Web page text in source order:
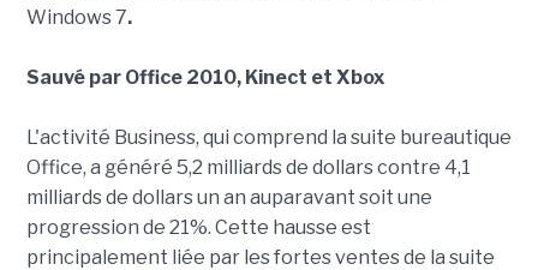
Windows 7.
Sauvé par Office 2010, Kinect et Xbox
L'activité Business, qui comprend la suite bureautique
Office, a généré 5,2 milliards de dollars contre 4,1
milliards de dollars un an auparavant soit une
progression de 21%. Cette hausse est
principalement liée par les fortes ventes de la suite